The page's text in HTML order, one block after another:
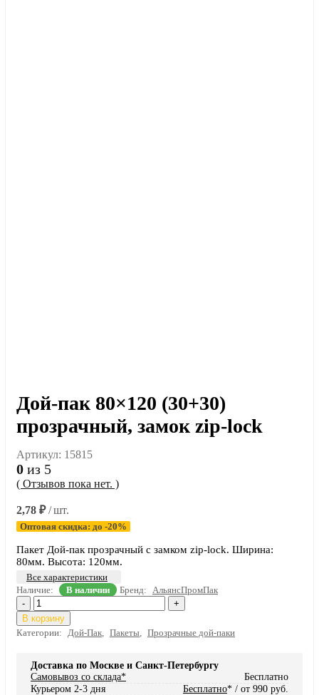
Дой-пак 80×120 (30+30)
прозрачный, замок zip-lock
Артикул: 15815
0 из 5
( Отзывов пока нет. )
2,78 ₽ / шт.
Оптовая скидка: до -20%
Пакет Дой-пак прозрачный с замком zip-lock. Ширина:
80мм. Высота: 120мм.
Все характеристики
Наличие:
В наличии Бренд:
АльянсПромПак
-
+
В корзину
Категории:
Дой-Пак Пакеты Прозрачные дой-паки
Доставка по Москве и Санкт-Петербургу
Самовывоз со склада*
Бесплатно
Курьером 2-3 дня
Бесплатно* / от 990 руб.